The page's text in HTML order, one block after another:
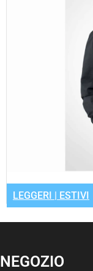
LEGGERI | ESTIVI
NEGOZIO